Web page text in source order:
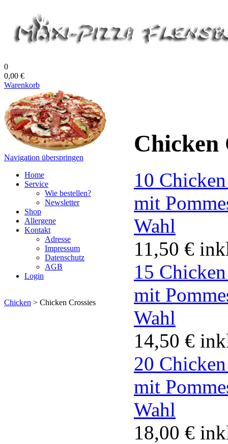
0
0,00 €
Warenkorb
Navigation überspringen
Home
Service
Wie bestellen?
Newsletter
Shop
Allergene
Kontakt
Adresse
Impressum
Datenschutz
AGB
Login
Chicken > Chicken Crossies
Chicken
10
mit
Wahl
11,50 €
15
mit
Wahl
14,50 €
20
mit
Wahl
18,00 €